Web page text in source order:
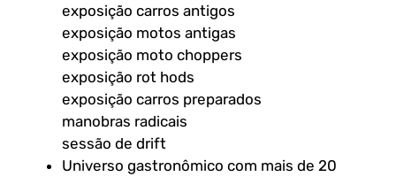
exposição carros antigos
exposição motos antigas
exposição moto choppers
exposição rot hods
exposição carros preparados
manobras radicais
sessão de drift
Universo gastronômico com mais de 20